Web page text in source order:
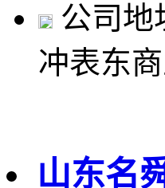
公司地
冲表东
山东名